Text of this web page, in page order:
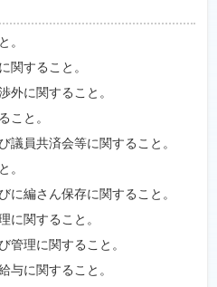
。
関すること。
外に関すること。
こと。
議員共済会等に関すること。
。
に編さん保存に関すること。
に関すること。
管理に関すること。
与に関すること。